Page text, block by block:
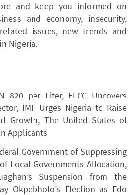
and keep you informed on
and economy, insecurity,
issues, new trends and
Nigeria.
820 per Liter, EFCC Uncovers
IMF Urges Nigeria to Raise
Growth, The United States of
Applicants
Government of Suppressing
Local Governments Allocation,
Suspension from the
Okpebholo’s Election as Edo